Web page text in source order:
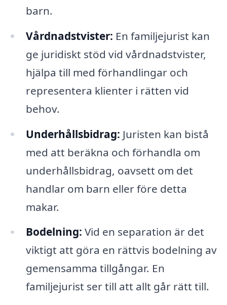
barn.
Vårdnadstvister: En familjejurist kan
ge juridiskt stöd vid vårdnadstvister,
hjälpa till med förhandlingar och
representera klienter i rätten vid
behov.
Underhållsbidrag: Juristen kan bistå
med att beräkna och förhandla om
underhållsbidrag, oavsett om det
handlar om barn eller före detta
makar.
Bodelning: Vid en separation är det
viktigt att göra en rättvis bodelning av
gemensamma tillgångar. En
familjejurist ser till att allt går rätt till.